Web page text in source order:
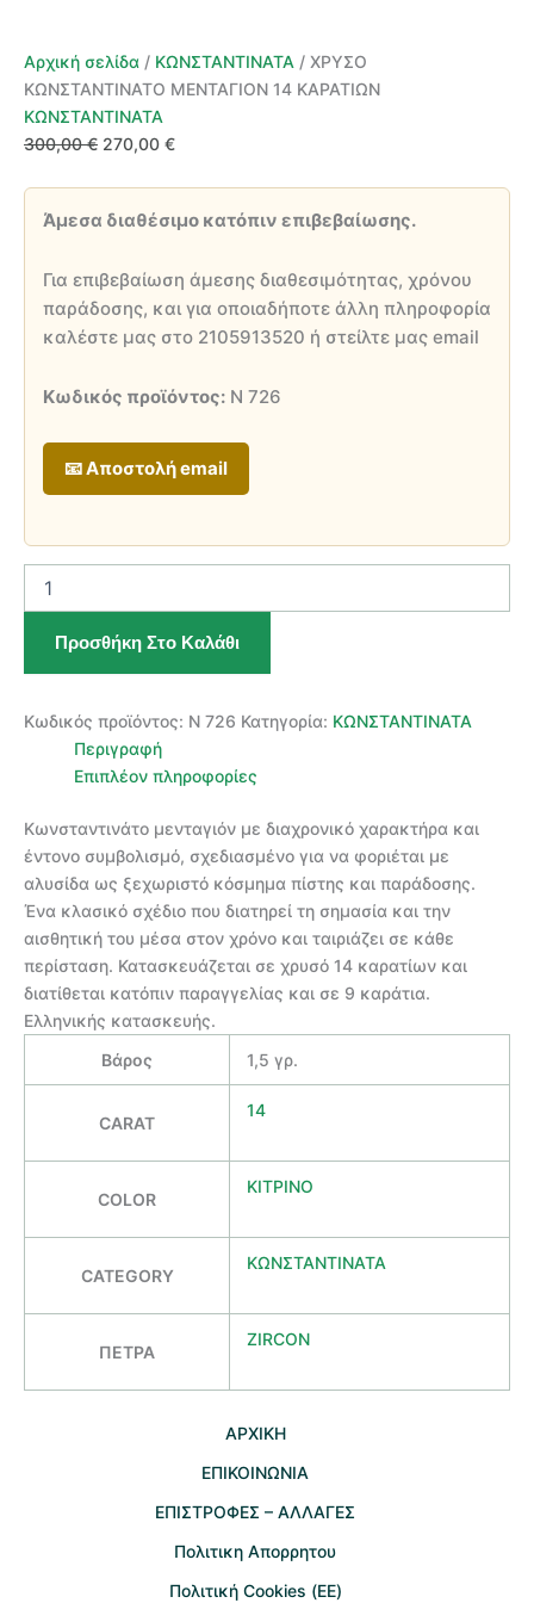
Αρχική σελίδα / ΚΩΝΣΤΑΝΤΙΝΑΤΑ / ΧΡΥΣΟ
ΚΩΝΣΤΑΝΤΙΝΑΤΟ ΜΕΝΤΑΓΙΟΝ 14 ΚΑΡΑΤΙΩΝ
ΚΩΝΣΤΑΝΤΙΝΑΤΑ
300,00€ Original
300,00 €.
270,00 €Η
είναι:
Άμεσα διαθέσιμο κατόπιν επιβεβαίωσης.
Για επιβεβαίωση άμεσης διαθεσιμότητας, χρόνου
παράδοσης, και για οποιαδήποτε άλλη πληροφορία
καλέστε μας στο 2105913520 ή στείλτε μας email
Κωδικός προϊόντος: Ν 726
📧 Αποστολή email
ΚΩΝΣΤΑΝΤΙΝΑΤΟ
ΚΑΡΑΤΙΩΝ
Προσθήκη Στο Καλάθι
Κωδικός προϊόντος: Ν 726 Κατηγορία: ΚΩΝΣΤΑΝΤΙΝΑΤΑ
Περιγραφή
Επιπλέον πληροφορίες
Κωνσταντινάτο μενταγιόν με διαχρονικό χαρακτήρα και
έντονο συμβολισμό, σχεδιασμένο για να φοριέται με
αλυσίδα ως ξεχωριστό κόσμημα πίστης και παράδοσης.
Ένα κλασικό σχέδιο που διατηρεί τη σημασία και την
αισθητική του μέσα στον χρόνο και ταιριάζει σε κάθε
περίσταση. Κατασκευάζεται σε χρυσό 14 καρατίων και
διατίθεται κατόπιν παραγγελίας και σε 9 καράτια.
Ελληνικής κατασκευής.
Βάρος
1,5 γρ.
CARAT
14
COLOR
ΚΙΤΡΙΝΟ
CATEGORY
ΚΩΝΣΤΑΝΤΙΝΑΤΑ
ΠΕΤΡΑ
ZIRCON
AΡΧΙΚΗ
ΕΠΙΚΟΙΝΩΝΙΑ
EΠΙΣΤΡΟΦΕΣ – ΑΛΛΑΓΕΣ
Πολιτικη Απορρητου
Πολιτική Cookies (ΕΕ)